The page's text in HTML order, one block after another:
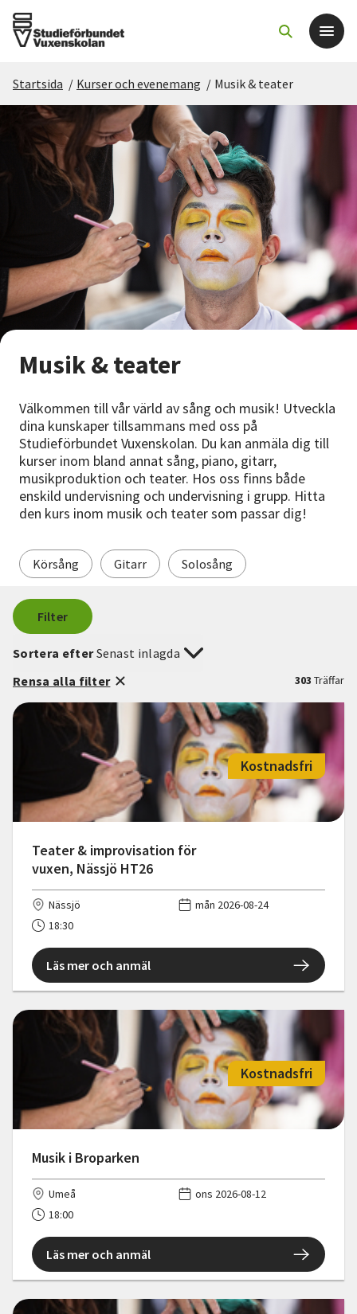
Det här gör vi
För dig som
Sök kurser och evenemang
Starta studiecirkel
Cirkelledare
Nyheter
Avdelningar
Lyssna
Startsida / Kurser och evenemang / Musik & teater
Musik & teater
Välkommen till vår värld av sång och musik! Utveckla
dina kunskaper tillsammans med oss på
Studieförbundet Vuxenskolan. Du kan anmäla dig till
kurser inom bland annat sång, piano, gitarr,
musikproduktion och teater. Hos oss finns både
enskild undervisning och undervisning i grupp. Hitta
den kurs inom musik och teater som passar dig!
Körsång Gitarr Solosång
Filter
303 Träffar
Sortera efterSenast inlagda
Rensa alla filter
Teater & improvisation för
vuxen, Nässjö HT26
Kostnadsfri
Nässjö
mån 2026-08-24
18:30
Läs mer och anmäl
Musik i Broparken
Kostnadsfri
Umeå
ons 2026-08-12
18:00
Läs mer och anmäl